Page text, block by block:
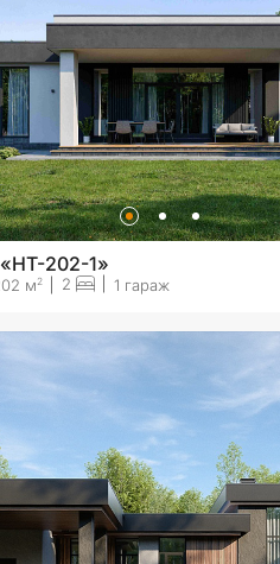
202-1»
м2 2 1 гараж